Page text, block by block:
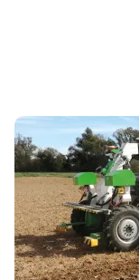
Les premiers
semer et biner
Deux
effectuer des tests
30 JANV. 2025